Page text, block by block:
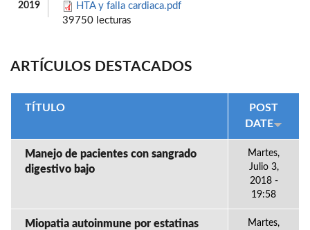
2019
HTA y falla cardiaca.pdf
39750 lecturas
ARTÍCULOS DESTACADOS
TÍTULO
POST
DATE
Manejo de pacientes con sangrado
digestivo bajo
Martes,
Julio 3,
2018 -
19:58
Miopatia autoinmune por estatinas
Martes,